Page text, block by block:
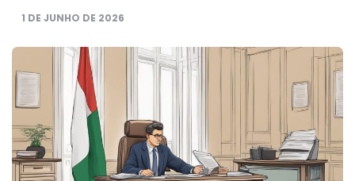
1 DE JUNHO DE 2026